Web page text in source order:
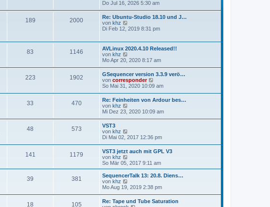
e
e
s
e
B
e
t
r
a
g
Do Jul 16, 2026 5:30 am
189 2000
Re: Ubuntu-Studio 18.10 und J…
von khz
e
s
t
e
r
B
e
i
t
r
a
g
Di Feb 12, 2019 8:31 pm
83 1146
AVLinux 2020.4.10 Released!!
von khz
e
s
t
e
r
B
i
t
g
Mo Apr 20, 2020 8:17 am
223 1902
GSequencer version 3.3.9 verö…
von corresponder
e
e
s
t
e
r
i
t
r
a
g
So Mai 31, 2020 10:09 am
33 470
Re: Feinheiten von Ardour bes…
von khz
e
t
e
r
B
t
r
g
Mi Dez 23, 2020 10:09 am
48 573
VST3
von khz
e
s
e
r
B
t
r
Di Mai 02, 2017 12:36 pm
141 1179
VST3 jetzt auch mit GPL V3
von khz
e
u
e
B
So Mär 05, 2017 9:11 am
39 381
SequencerTalk 13: 20.8. Diens…
von khz
e
s
Mo Aug 19, 2019 2:38 pm
18 105
Re: Tape und Tube Saturation